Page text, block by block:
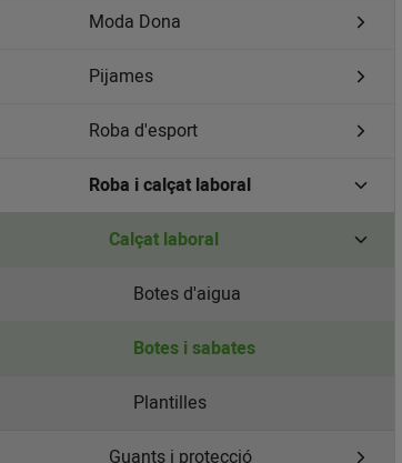
Moda Dona
Pijames
Roba d'esport
Roba i calçat laboral
Calçat laboral
Botes d'aigua
Botes i sabates
Plantilles
Guants i protecció